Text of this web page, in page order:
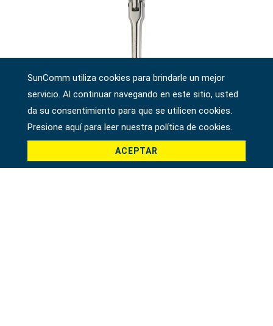
SunComm utiliza cookies para brindarle un mejor
servicio. Al continuar navegando en este sitio, usted
da su consentimiento para que se utilicen cookies.
Presione aquí para leer nuestra política de cookies.
ACEPTAR